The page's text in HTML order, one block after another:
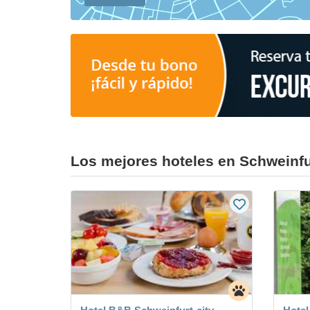
Los mejores hoteles en